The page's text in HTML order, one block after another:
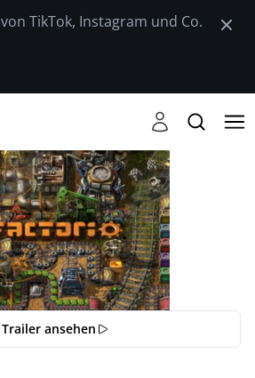
von TikTok, Instagram und Co.
Trailer ansehen